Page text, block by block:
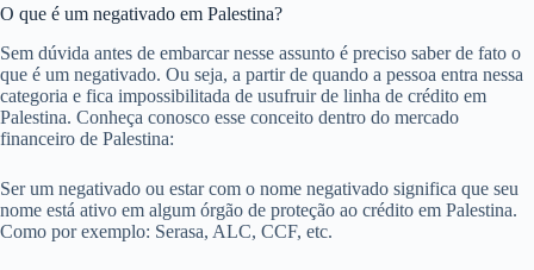
O que é um negativado em Palestina?
Sem dúvida antes de embarcar nesse assunto é preciso saber de fato o
que é um negativado. Ou seja, a partir de quando a pessoa entra nessa
categoria e fica impossibilitada de usufruir de linha de crédito em
Palestina. Conheça conosco esse conceito dentro do mercado
financeiro de Palestina:
Ser um negativado ou estar com o nome negativado significa que seu
nome está ativo em algum órgão de proteção ao crédito em Palestina.
Como por exemplo: Serasa, ALC, CCF, etc.